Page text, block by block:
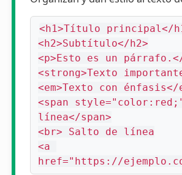
<h1>Título principal</
<h2>Subtítulo</h2>
<p>Esto es un
<strong>Texto
<em>Texto con énfasis</
<span
línea</span>
<br> Salto de línea
<a
href="https://